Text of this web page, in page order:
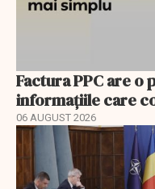
Factura PPC are o
informațiile care
06 AUGUST 2026